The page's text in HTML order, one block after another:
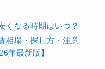
くなる時期はいつ？
相場・探し方・注意
年最新版】